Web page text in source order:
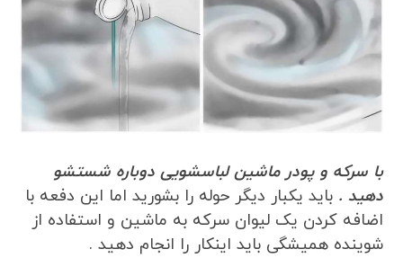
با سرکه و پودر ماشین لباسشویی دوباره شستشو
دهید . باید یکبار دیگر حوله را بشورید اما این دفعه با
اضافه کردن یک لیوان سرکه به ماشین و استفاده از
شوینده همیشگی باید اینکار را انجام دهید .